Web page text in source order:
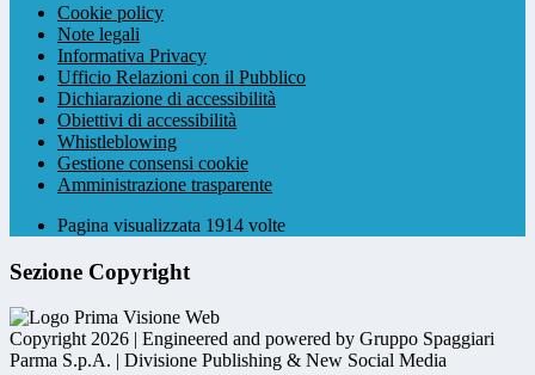
Cookie policy
Note legali
Informativa Privacy
Ufficio Relazioni con il Pubblico
Dichiarazione di accessibilità
Obiettivi di accessibilità
Whistleblowing
Gestione consensi cookie
Amministrazione trasparente
Pagina visualizzata 1914 volte
Sezione Copyright
Copyright 2026 | Engineered and powered by Gruppo Spaggiari
Parma S.p.A. | Divisione Publishing & New Social Media